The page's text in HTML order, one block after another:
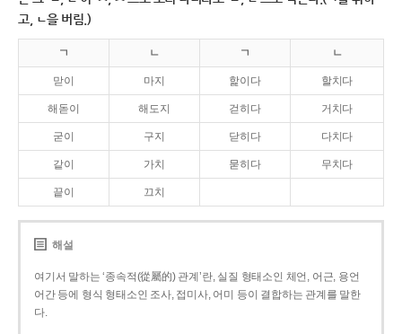
고, ㄴ을 버림.)
ㄱ ㄴ ㄱ ㄴ
맏이 마지 핥이다 할치다
해돋이 해도지 걷히다 거치다
굳이 구지 닫히다 다치다
같이 가치 묻히다 무치다
끝이 끄치
해설
여기서 말하는 ‘종속적(從屬的) 관계’란, 실질 형태소인 체언, 어근, 용언
어간 등에 형식 형태소인 조사, 접미사, 어미 등이 결합하는 관계를 말한
다.